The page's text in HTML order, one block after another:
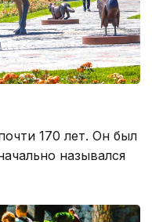
170 лет. Он был
назывался